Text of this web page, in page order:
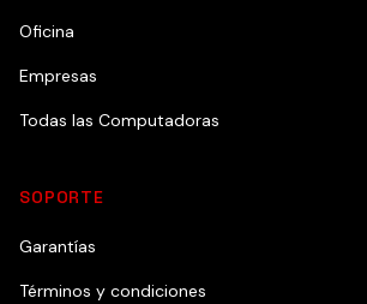
Oficina
Empresas
Todas las Computadoras
SOPORTE
Garantías
Términos y condiciones